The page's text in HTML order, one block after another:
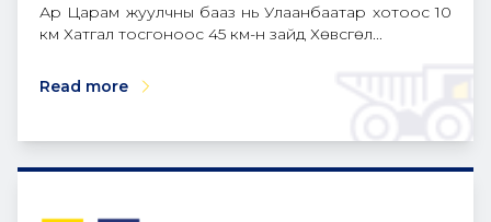
Ар Царам жуулчны бааз нь Улаанбаатар хотоос 10
км Хатгал тосгоноос 45 км-н зайд Хөвсгөл...
Read more